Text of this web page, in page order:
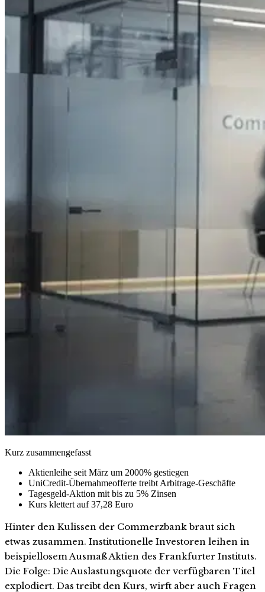
Kurz zusammengefasst
Aktienleihe seit März um 2000% gestiegen
UniCredit-Übernahmeofferte treibt Arbitrage-Geschäfte
Tagesgeld-Aktion mit bis zu 5% Zinsen
Kurs klettert auf 37,28 Euro
Hinter den Kulissen der Commerzbank braut sich
etwas zusammen. Institutionelle Investoren leihen in
beispiellosem Ausmaß Aktien des Frankfurter Instituts.
Die Folge: Die Auslastungsquote der verfügbaren Titel
explodiert. Das treibt den Kurs, wirft aber auch Fragen